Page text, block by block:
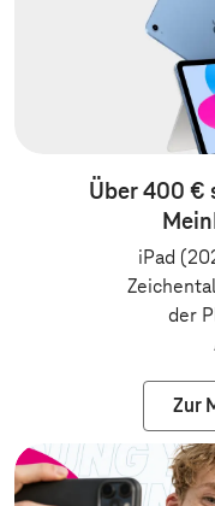
Über 400 €
iPad
der
Zur